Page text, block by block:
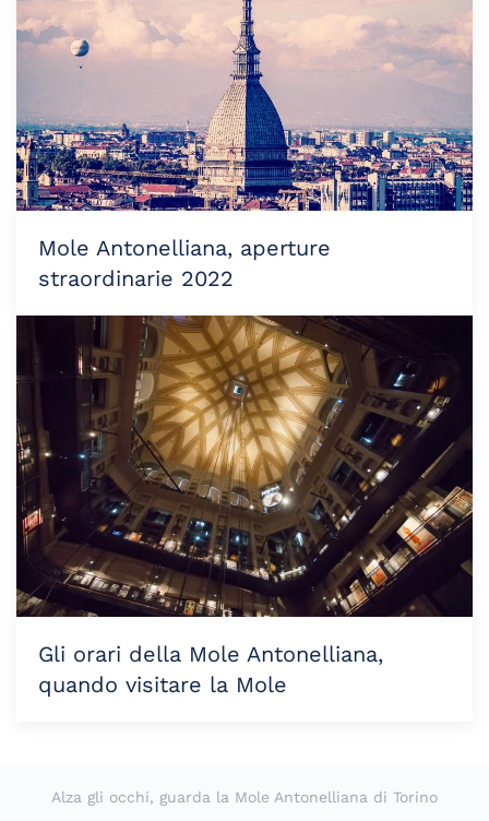
Mole Antonelliana, aperture
straordinarie 2022
Gli orari della Mole Antonelliana,
quando visitare la Mole
Alza gli occhi, guarda la Mole Antonelliana di Torino